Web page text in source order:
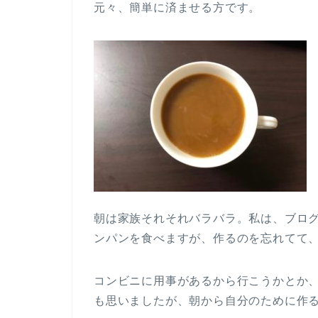
元々、簡単に済ませる方です。
朝は家族それそれバラバラ。私は、ブロ
ンパンを食べますが、作るのを忘れてて
コンビニに用事があるから行こうかとか
も思いましたが、朝から自分のために作